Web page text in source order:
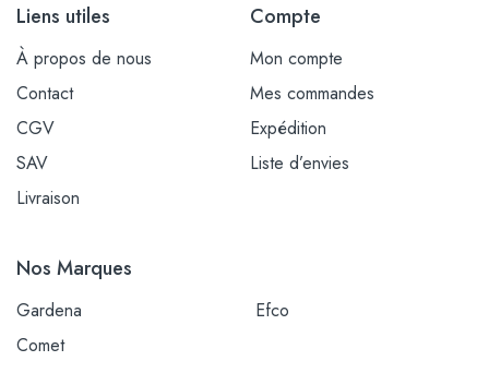
Liens utiles
À propos de nous
Contact
CGV
SAV
Livraison
Compte
Mon compte
Mes commandes
Expédition
Liste d’envies
Nos Marques
Gardena
Efco
Comet